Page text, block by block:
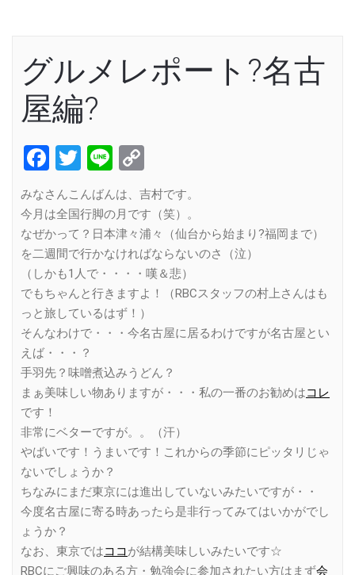
グルメレポート?名古
屋編?
Facebook
Twitter
Line
Link
みなさんこんばんは、吉村です。
今月は全国行脚の月です（笑）。
なぜかって？日本津々浦々（仙台から始まり?福岡まで）
を二週間で行かなければならないのさ（泣）
（しかも1人で・・・・嘆＆悲）
でもちゃんと行きますよ！（RBCスタッフの村上さんはも
っと旅しているはず！）
そんなわけで・・・今名古屋に居るわけですが名古屋とい
えば・・・？
手羽先？味噌煮込みうどん？
まぁ美味しい物ありますが・・・私の一番のお勧めはコレ
です！
非常にベターですが。。（汗）
やばいです！うまいです！これからの季節にピッタリじゃ
ないでしょうか？
ちなみにまだ東京には進出していないみたいですが・・
今度名古屋に寄る時あったら是非行ってみてはいかがでし
ょうか？
なお、東京ではココ が結構美味しいみたいです☆
RBCにご興味のある方・勉強会に参加されたい方はまず会